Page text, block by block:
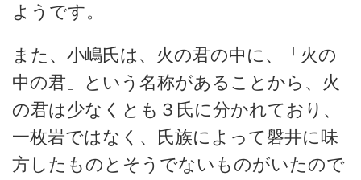
ようです。
また、小嶋氏は、火の君の中に、「火の
中の君」という名称があることから、火
の君は少なくとも３氏に分かれており、
一枚岩ではなく、氏族によって磐井に味
方したものとそうでないものがいたので